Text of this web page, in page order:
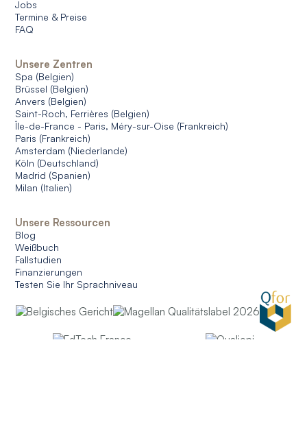
Jobs
Termine & Preise
FAQ
Unsere Zentren
Spa (Belgien)
Brüssel (Belgien)
Anvers (Belgien)
Saint-Roch, Ferrières (Belgien)
Île-de-France - Paris, Méry-sur-Oise (Frankreich)
Paris (Frankreich)
Amsterdam (Niederlande)
Köln (Deutschland)
Madrid (Spanien)
Milan (Italien)
Unsere Ressourcen
Blog
Weißbuch
Fallstudien
Finanzierungen
Testen Sie Ihr Sprachniveau